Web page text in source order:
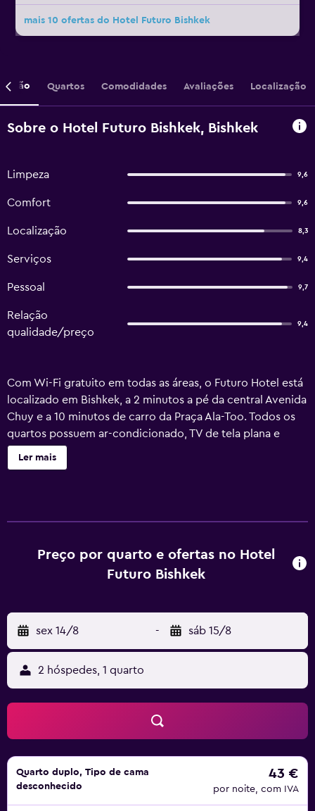
mais 10 ofertas do Hotel Futuro Bishkek
Quartos Comodidades Avaliações Localização
Sobre o Hotel Futuro Bishkek, Bishkek
Limpeza 9,6
Comfort 9,6
Localização 8,3
Serviços 9,4
Pessoal 9,7
Relação
qualidade/preço
9,4
Com Wi-Fi gratuito em todas as áreas, o Futuro Hotel está
localizado em Bishkek, a 2 minutos a pé da central Avenida
Chuy e a 10 minutos de carro da Praça Ala-Too. Todos os
quartos possuem ar-condicionado, TV de tela plana e
filmes gratuitos sob demanda. Cada um possui banheiro
privativo com produtos de higiene pessoal gratuitos e
europeias. Outras comodidades incluem recepção 24
horas, terraço de verão, biblioteca e aluguel gratuito de
distância. A estação ferroviária de Bishkek fica a 5 km do
hotel e o Aeroporto Internacional de Manas está a 24 km
de distância.
Ler mais
Preço por quarto e ofertas no Hotel
Futuro Bishkek
sex 14/8 - sáb 15/8
2 hóspedes, 1 quarto
Quarto duplo, Tipo de cama
desconhecido
43 €
por noite, com IVA